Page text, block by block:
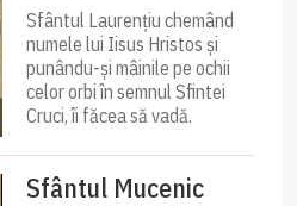
Sfântul Laurențiu chemând
numele lui Iisus Hristos și
punându-și mâinile pe ochii
celor orbi în semnul Sfintei
Cruci, îi făcea să vadă.
Sfântul Mucenic